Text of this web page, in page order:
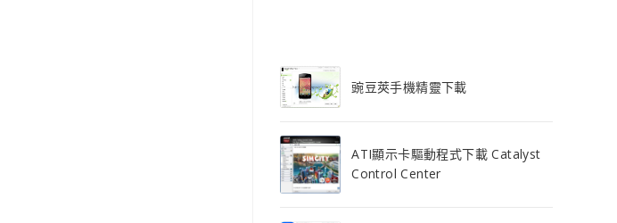
豌豆莢手機精靈下載
ATI顯示卡驅動程式下載 Catalyst
Control Center